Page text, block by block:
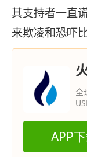
其支持者一直
来欺凌和恐吓
全
APP